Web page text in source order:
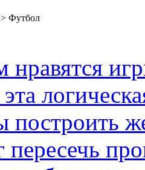
> Футбол